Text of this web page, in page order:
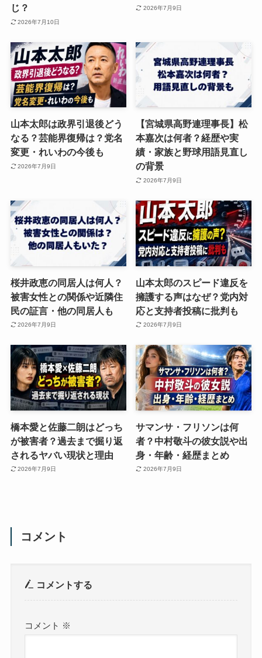
じ？
2026年7月10日
2026年7月9日
山本太郎は政界引退後どう
なる？芸能界復帰は？党名
変更・れいわの今後も
2026年7月9日
【宮城県高野連理事長】松
本嘉次は何者？経歴や実
績・家族と野球用語見直し
の背景
2026年7月9日
桜井政恵の同居人は何人？
被害女性との関係や近隣住
民の証言・他の同居人も
2026年7月9日
山本太郎のスピード違反を
擁護する声はなぜ？党内対
応と支持者投稿に批判も
2026年7月9日
橋本愛と佐藤二朗はどっち
が被害者？過去まで掘り返
されるヤバい現状と理由
2026年7月9日
サマンサ・フリソンは何
者？中村敬斗の彼女説や出
身・年齢・経歴まとめ
2026年7月9日
コメント
コメントする
コメント ※